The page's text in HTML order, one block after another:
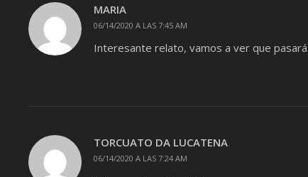
MARIA
06/14/2020 A LAS 7:45 AM
Interesante relato, vamos a ver que
TORCUATO DA LUCATENA
06/14/2020 A LAS 7:24 AM